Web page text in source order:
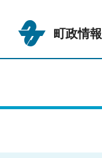
町政情